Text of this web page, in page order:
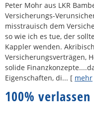
Peter Mohr aus LKR
Versicherungs-
misstrauisch dem
so wie ich es tue, der
Kappler wenden.
Versicherungsverträgen,
solide
Eigenschaften, di... [ mehr
100% verlassen